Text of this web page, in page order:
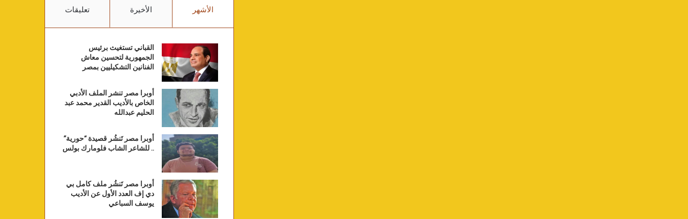
الأشهر الأخيرة تعليقات
القباني تستغيث برئيس
الجمهورية لتحسين معاش
الفنانين التشكيليين بمصر
أوبرا مصر تنشر الملف الأدبي
الخاص بالأديب القدير محمد عبد
الحليم عبدالله
أوبرا مصر تَنشُر قصيدة “حورية”
.. للشاعر الشاب فلومارك بولس
أوبرا مصر تَنشُر ملف كامل بي
دي إف العدد الأول عن الأديب
يوسف السباعي